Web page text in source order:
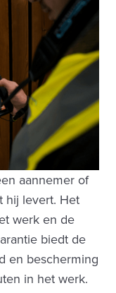
aannemer of
hij levert. Het
werk en de
biedt de
en bescherming
in het werk.